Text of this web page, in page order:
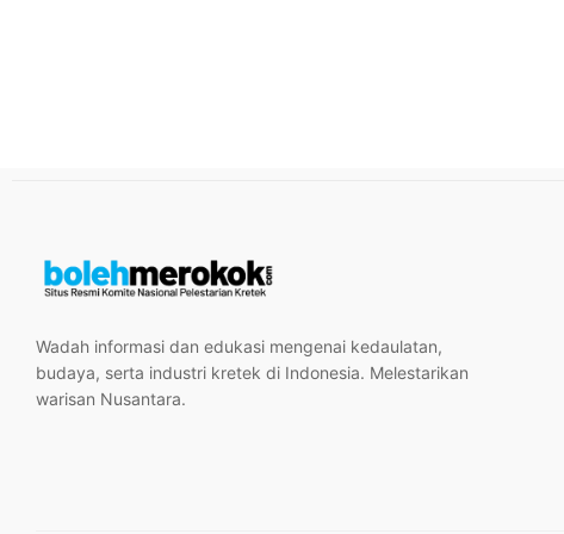
Wadah informasi dan edukasi mengenai kedaulatan,
budaya, serta industri kretek di Indonesia. Melestarikan
warisan Nusantara.